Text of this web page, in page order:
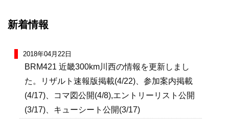
新着情報
2018年04月22日
BRM421 近畿300km川西の情報を更新しまし
た。リザルト速報版掲載(4/22)、参加案内掲載
(4/17)、コマ図公開(4/8),エントリーリスト公開
(3/17)、キューシート公開(3/17)